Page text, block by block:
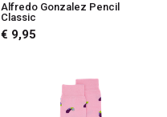
Alfredo Gonzalez Pencil
Classic
€ 9,95